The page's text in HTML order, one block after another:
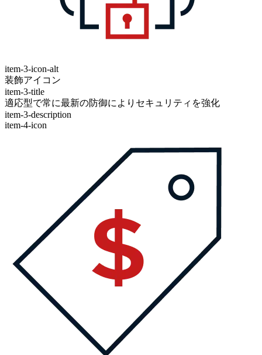
item-3-icon-alt
装飾アイコン
item-3-title
適応型で常に最新の防御によりセキュリティを強化
item-3-description
item-4-icon